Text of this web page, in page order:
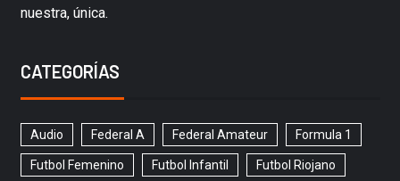
nuestra, única.
CATEGORÍAS
Audio Federal A Federal Amateur Formula 1
Futbol Femenino Futbol Infantil Futbol Riojano